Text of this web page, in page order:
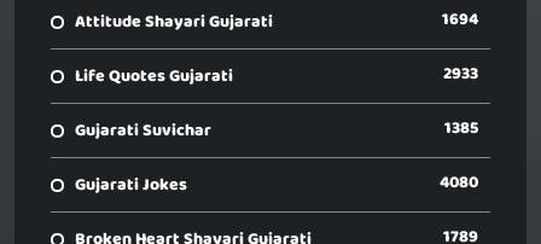
Attitude Shayari Gujarati 1694
Life Quotes Gujarati 2933
Gujarati Suvichar 1385
Gujarati Jokes 4080
1789